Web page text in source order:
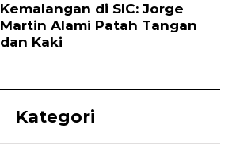
Kemalangan di SIC: Jorge
Martin Alami Patah Tangan
dan Kaki
Kategori